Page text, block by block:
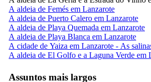
A aldeia de Femés em Lanzarote
A aldeia de Puerto Calero em Lanzarote
A aldeia de Playa Quemada em Lanzarote
A aldeia de Playa Blanca em Lanzarote
A cidade de Yaiza em Lanzarote - As
A aldeia de El Golfo e a Laguna Verde em
Assuntos mais largos